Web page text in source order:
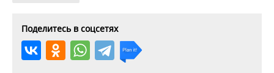
Поделитесь в соцсетях